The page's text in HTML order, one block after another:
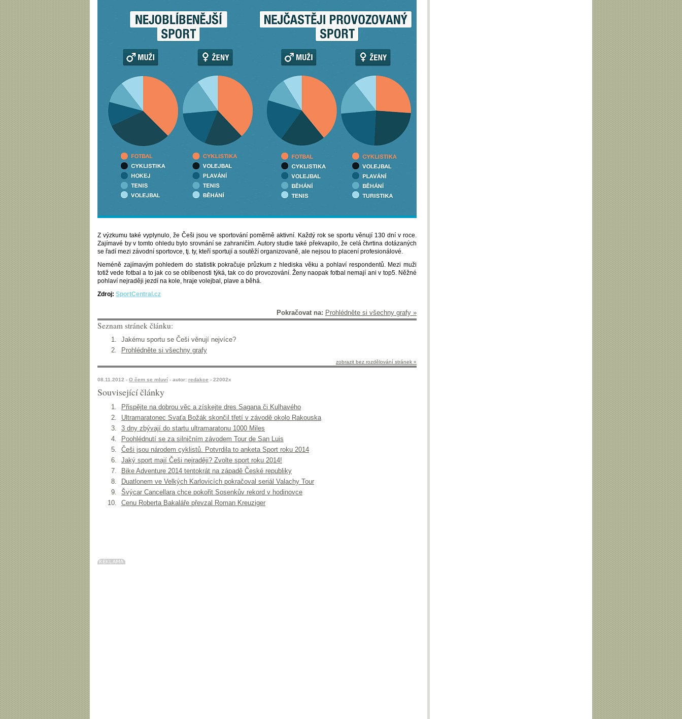
Z výzkumu také vyplynulo, že Češi jsou ve sportování poměrně aktivní. Každý rok se sportu věnují 130 dní v roce.
Zajímavé by v tomto ohledu bylo srovnání se zahraničím. Autory studie také překvapilo, že celá čtvrtina dotázaných
se řadí mezi závodní sportovce, tj. ty, kteří sportují a soutěží organizovaně, ale nejsou to placení profesionálové.
Neméně zajímavým pohledem do statistik pokračuje průzkum z hlediska věku a pohlaví respondentů. Mezi muži
totiž vede fotbal a to jak co se oblíbenosti týká, tak co do provozování. Ženy naopak fotbal nemají ani v top5. Něžné
pohlaví nejraději jezdí na kole, hraje volejbal, plave a běhá.
Zdroj: SportCentral.cz
Pokračovat na: Prohlédněte si všechny grafy »
Seznam stránek článku:
Jakému sportu se Češi věnují nejvíce?
Prohlédněte si všechny grafy
zobrazit bez rozdělování stránek «
08.11.2012 - O čem se mluví - autor: redakce - 22002x
Související články
Přispějte na dobrou věc a získejte dres Sagana či Kulhavého
Ultramaratonec Svaťa Božák skončil třetí v závodě okolo Rakouska
3 dny zbývají do startu ultramaratonu 1000 Miles
Poohlédnutí se za silničním závodem Tour de San Luis
Češi jsou národem cyklistů. Potvrdila to anketa Sport roku 2014
Jaký sport mají Češi nejraději? Zvolte sport roku 2014!
Bike Adventure 2014 tentokrát na západě České republiky
Duatlonem ve Velkých Karlovicích pokračoval seriál Valachy Tour
Švýcar Cancellara chce pokořit Sosenkův rekord v hodinovce
Cenu Roberta Bakaláře převzal Roman Kreuziger